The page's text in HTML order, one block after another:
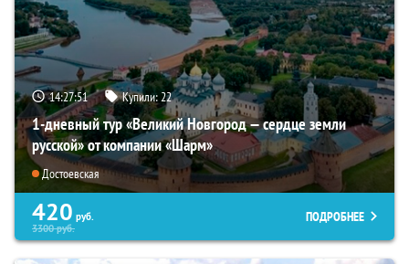
14:27:50 Купили:22
1-дневный тур «Великий Новгород — сердце земли
русской» от компании «Шарм»
Достоевская
420 руб.
3300руб.
ПОДРОБНЕЕ